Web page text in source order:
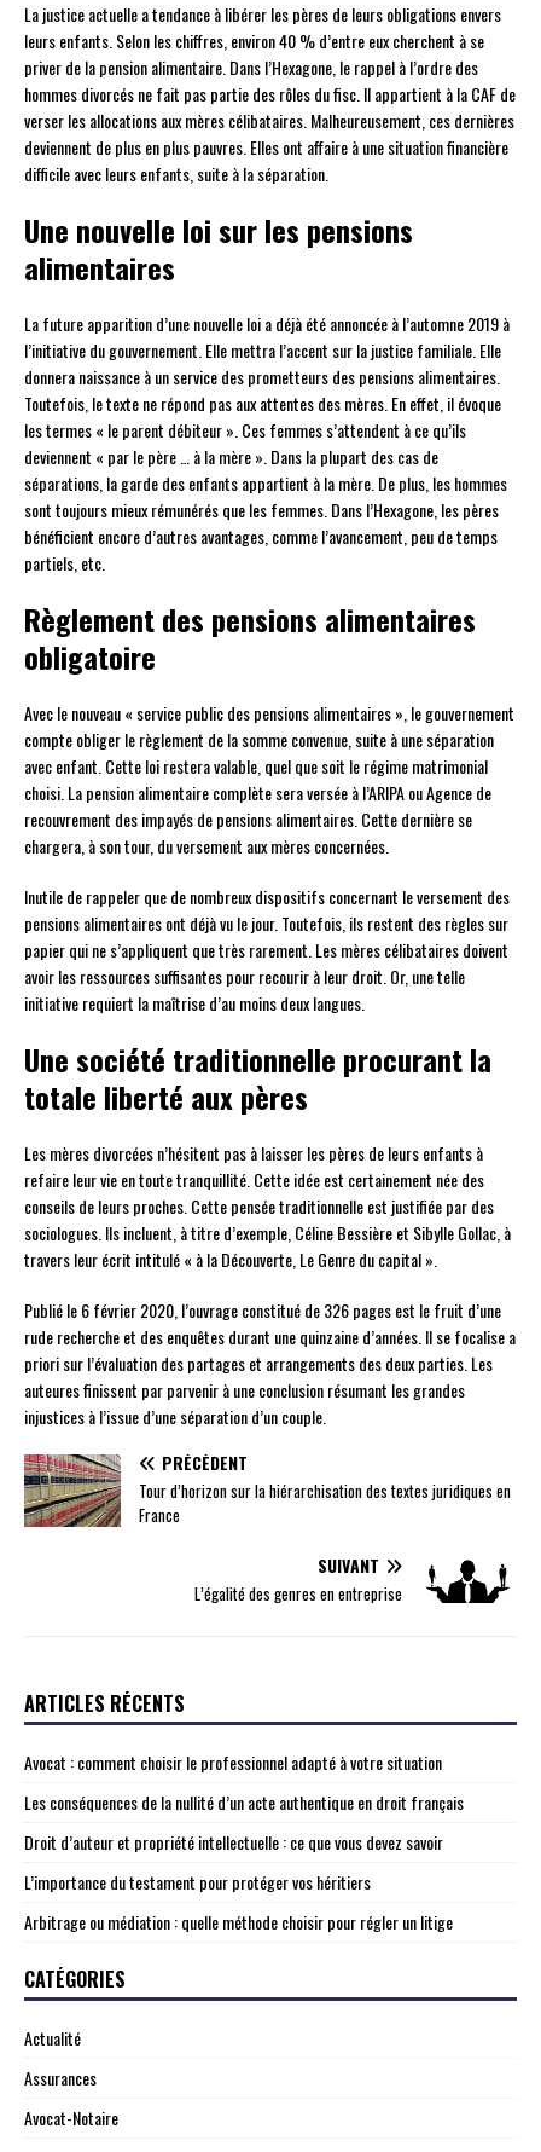
La justice actuelle a tendance à libérer les pères de leurs obligations envers
leurs enfants. Selon les chiffres, environ 40 % d’entre eux cherchent à se
priver de la pension alimentaire. Dans l’Hexagone, le rappel à l’ordre des
hommes divorcés ne fait pas partie des rôles du fisc. Il appartient à la CAF de
verser les allocations aux mères célibataires. Malheureusement, ces dernières
deviennent de plus en plus pauvres. Elles ont affaire à une situation financière
difficile avec leurs enfants, suite à la séparation.
Une nouvelle loi sur les pensions
alimentaires
La future apparition d’une nouvelle loi a déjà été annoncée à l’automne 2019 à
l’initiative du gouvernement. Elle mettra l’accent sur la justice familiale. Elle
donnera naissance à un service des prometteurs des pensions alimentaires.
Toutefois, le texte ne répond pas aux attentes des mères. En effet, il évoque
les termes « le parent débiteur ». Ces femmes s’attendent à ce qu’ils
deviennent « par le père … à la mère ». Dans la plupart des cas de
séparations, la garde des enfants appartient à la mère. De plus, les hommes
sont toujours mieux rémunérés que les femmes. Dans l’Hexagone, les pères
bénéficient encore d’autres avantages, comme l’avancement, peu de temps
partiels, etc.
Règlement des pensions alimentaires
obligatoire
Avec le nouveau « service public des pensions alimentaires », le gouvernement
compte obliger le règlement de la somme convenue, suite à une séparation
avec enfant. Cette loi restera valable, quel que soit le régime matrimonial
choisi. La pension alimentaire complète sera versée à l’ARIPA ou Agence de
recouvrement des impayés de pensions alimentaires. Cette dernière se
chargera, à son tour, du versement aux mères concernées.
Inutile de rappeler que de nombreux dispositifs concernant le versement des
pensions alimentaires ont déjà vu le jour. Toutefois, ils restent des règles sur
papier qui ne s’appliquent que très rarement. Les mères célibataires doivent
avoir les ressources suffisantes pour recourir à leur droit. Or, une telle
initiative requiert la maîtrise d’au moins deux langues.
Une société traditionnelle procurant la
totale liberté aux pères
Les mères divorcées n’hésitent pas à laisser les pères de leurs enfants à
refaire leur vie en toute tranquillité. Cette idée est certainement née des
conseils de leurs proches. Cette pensée traditionnelle est justifiée par des
sociologues. Ils incluent, à titre d’exemple, Céline Bessière et Sibylle Gollac, à
travers leur écrit intitulé « à la Découverte, Le Genre du capital ».
Publié le 6 février 2020, l’ouvrage constitué de 326 pages est le fruit d’une
rude recherche et des enquêtes durant une quinzaine d’années. Il se focalise a
priori sur l’évaluation des partages et arrangements des deux parties. Les
auteures finissent par parvenir à une conclusion résumant les grandes
injustices à l’issue d’une séparation d’un couple.
PRÉCÉDENT
Tour d’horizon sur la hiérarchisation des textes juridiques en
France
SUIVANT
L’égalité des genres en entreprise
ARTICLES RÉCENTS
Avocat : comment choisir le professionnel adapté à votre situation
Les conséquences de la nullité d’un acte authentique en droit français
Droit d’auteur et propriété intellectuelle : ce que vous devez savoir
L’importance du testament pour protéger vos héritiers
Arbitrage ou médiation : quelle méthode choisir pour régler un litige
CATÉGORIES
Actualité
Assurances
Avocat-Notaire